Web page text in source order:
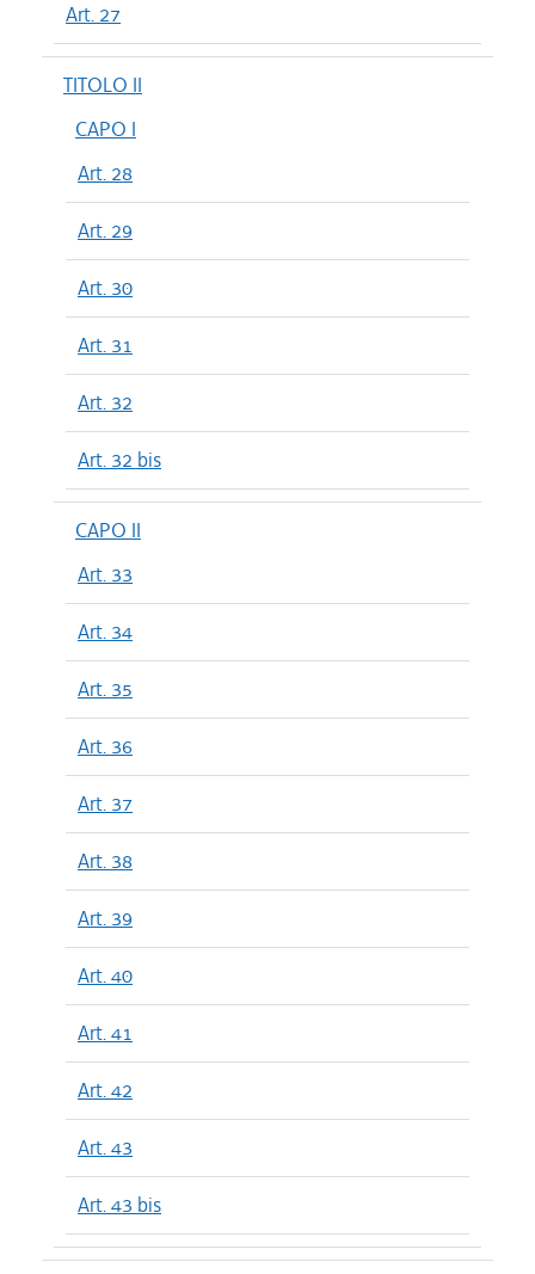
Art. 27
TITOLO II
CAPO I
Art. 28
Art. 29
Art. 30
Art. 31
Art. 32
Art. 32 bis
CAPO II
Art. 33
Art. 34
Art. 35
Art. 36
Art. 37
Art. 38
Art. 39
Art. 40
Art. 41
Art. 42
Art. 43
Art. 43 bis